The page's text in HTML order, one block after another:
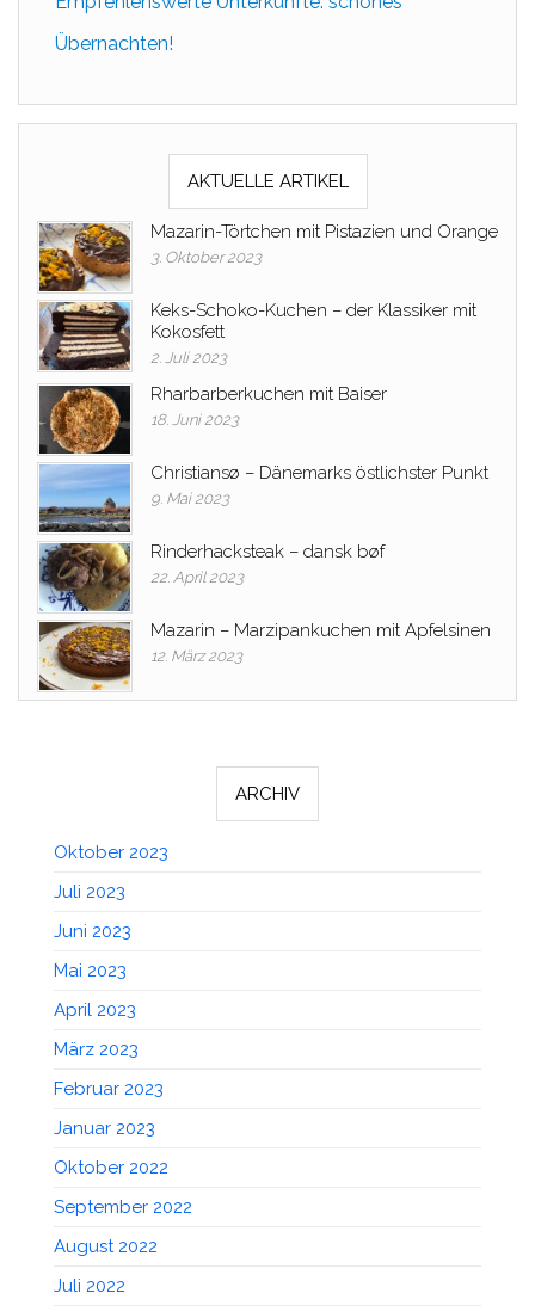
Übernachten!
AKTUELLE ARTIKEL
Mazarin-Törtchen mit Pistazien und Orange
3. Oktober 2023
Keks-Schoko-Kuchen – der Klassiker mit
Kokosfett
2. Juli 2023
Rharbarberkuchen mit Baiser
18. Juni 2023
Christiansø – Dänemarks östlichster Punkt
9. Mai 2023
Rinderhacksteak – dansk bøf
22. April 2023
Mazarin – Marzipankuchen mit Apfelsinen
12. März 2023
ARCHIV
Oktober 2023
Juli 2023
Juni 2023
Mai 2023
April 2023
März 2023
Februar 2023
Januar 2023
Oktober 2022
September 2022
August 2022
Juli 2022